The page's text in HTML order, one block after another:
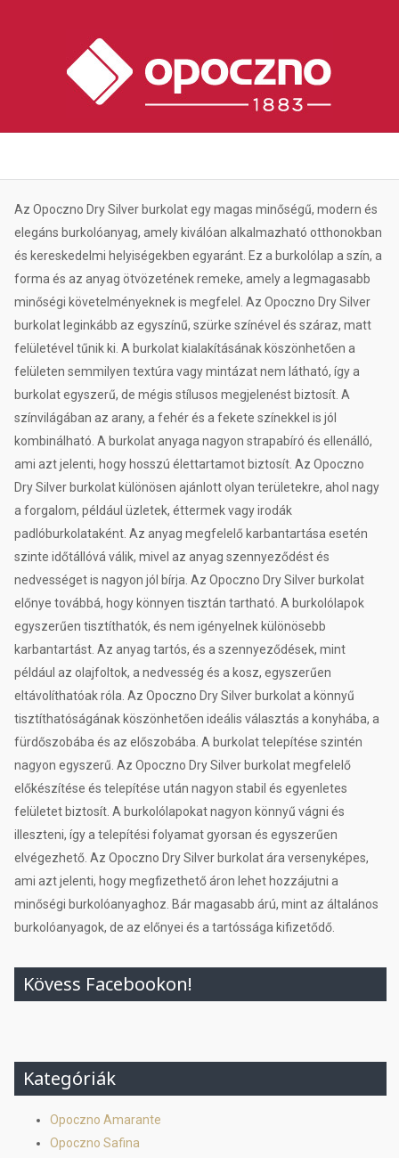
Az Opoczno Dry Silver burkolat egy magas minőségű, modern és
elegáns burkolóanyag, amely kiválóan alkalmazható otthonokban
és kereskedelmi helyiségekben egyaránt. Ez a burkolólap a szín, a
forma és az anyag ötvözetének remeke, amely a legmagasabb
minőségi követelményeknek is megfelel. Az Opoczno Dry Silver
burkolat leginkább az egyszínű, szürke színével és száraz, matt
felületével tűnik ki. A burkolat kialakításának köszönhetően a
felületen semmilyen textúra vagy mintázat nem látható, így a
burkolat egyszerű, de mégis stílusos megjelenést biztosít. A
színvilágában az arany, a fehér és a fekete színekkel is jól
kombinálható. A burkolat anyaga nagyon strapabíró és ellenálló,
ami azt jelenti, hogy hosszú élettartamot biztosít. Az Opoczno
Dry Silver burkolat különösen ajánlott olyan területekre, ahol nagy
a forgalom, például üzletek, éttermek vagy irodák
padlóburkolataként. Az anyag megfelelő karbantartása esetén
szinte időtállóvá válik, mivel az anyag szennyeződést és
nedvességet is nagyon jól bírja. Az Opoczno Dry Silver burkolat
előnye továbbá, hogy könnyen tisztán tartható. A burkolólapok
egyszerűen tisztíthatók, és nem igényelnek különösebb
karbantartást. Az anyag tartós, és a szennyeződések, mint
például az olajfoltok, a nedvesség és a kosz, egyszerűen
eltávolíthatóak róla. Az Opoczno Dry Silver burkolat a könnyű
tisztíthatóságának köszönhetően ideális választás a konyhába, a
fürdőszobába és az előszobába. A burkolat telepítése szintén
nagyon egyszerű. Az Opoczno Dry Silver burkolat megfelelő
előkészítése és telepítése után nagyon stabil és egyenletes
felületet biztosít. A burkolólapokat nagyon könnyű vágni és
illeszteni, így a telepítési folyamat gyorsan és egyszerűen
elvégezhető. Az Opoczno Dry Silver burkolat ára versenyképes,
ami azt jelenti, hogy megfizethető áron lehet hozzájutni a
minőségi burkolóanyaghoz. Bár magasabb árú, mint az általános
burkolóanyagok, de az előnyei és a tartóssága kifizetődő.
Kövess Facebookon!
Kategóriák
Opoczno Amarante
Opoczno Safina